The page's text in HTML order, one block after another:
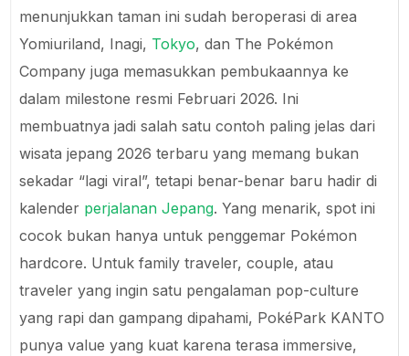
menunjukkan taman ini sudah beroperasi di area
Yomiuriland, Inagi, Tokyo, dan The Pokémon
Company juga memasukkan pembukaannya ke
dalam milestone resmi Februari 2026. Ini
membuatnya jadi salah satu contoh paling jelas dari
wisata jepang 2026 terbaru yang memang bukan
sekadar “lagi viral”, tetapi benar-benar baru hadir di
kalender perjalanan Jepang. Yang menarik, spot ini
cocok bukan hanya untuk penggemar Pokémon
hardcore. Untuk family traveler, couple, atau
traveler yang ingin satu pengalaman pop-culture
yang rapi dan gampang dipahami, PokéPark KANTO
punya value yang kuat karena terasa immersive,